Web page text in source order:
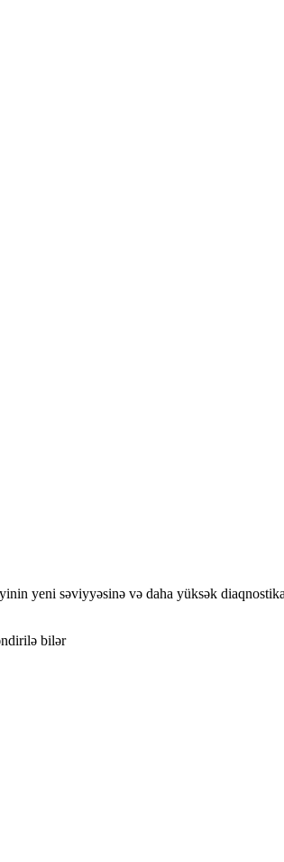
yeni səviyyəsinə və daha yüksək
bilər